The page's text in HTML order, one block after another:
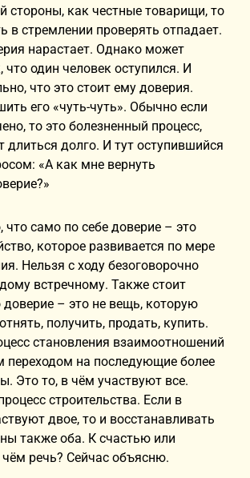
стороны, как честные товарищи, то
в стремлении проверять отпадает.
нарастает. Однако может
что один человек оступился. И
что это стоит ему доверия.
его «чуть-чуть». Обычно если
то это болезненный процесс,
длиться долго. И тут оступившийся
«А как мне вернуть
что само по себе доверие – это
которое развивается по мере
Нельзя с ходу безоговорочно
встречному. Также стоит
доверие – это не вещь, которую
получить, продать, купить.
становления взаимоотношений
переходом на последующие более
Это то, в чём участвуют все.
строительства. Если в
двое, то и восстанавливать
также оба. К счастью или
речь? Сейчас объясню.